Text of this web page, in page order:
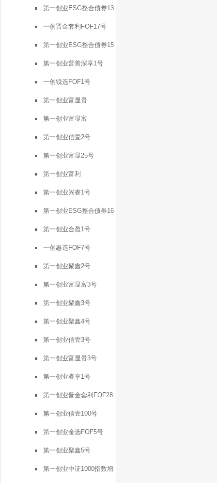
第一创业ESG整合债券13
号
一创晋金套利FOF17号
第一创业ESG整合债券15
号
第一创业普善深享1号
一创锐选FOF1号
第一创业富显贵
第一创业富显富
第一创业信壹2号
第一创业富显25号
第一创业富利
第一创业兴睿1号
第一创业ESG整合债券16
号
第一创业合盈1号
一创惠选FOF7号
第一创业聚鑫2号
第一创业富显富3号
第一创业聚鑫3号
第一创业聚鑫4号
第一创业信壹3号
第一创业富显贵3号
第一创业睿享1号
第一创业晋金套利FOF28
号
第一创业信壹100号
第一创业金选FOF5号
第一创业聚鑫5号
第一创业中证1000指数增